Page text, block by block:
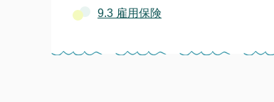
9.3 雇用保険